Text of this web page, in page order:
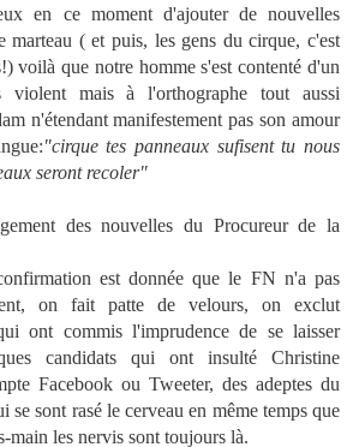
en ce moment d'ajouter de nouvelles
marteau ( et puis, les gens du cirque, c'est
voilà que notre homme s'est contenté d'un
violent mais à l'orthographe tout aussi
n'étendant manifestement pas son amour
"cirque tes panneaux sufisent tu nous
seront recoler"
des nouvelles du Procureur de la
est donnée que le FN n'a pas
on fait patte de velours, on exclut
ont commis l'imprudence de se laisser
candidats qui ont insulté Christine
Facebook ou Tweeter, des adeptes du
se sont rasé le cerveau en même temps que
main les nervis sont toujours là.